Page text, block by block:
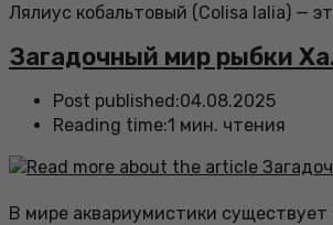
Лялиус кобальтовый (Colisa lalia) —
Загадочный мир рыбки
Post published:04.08.2025
Reading time:1 мин. чтения
В мире аквариумистики